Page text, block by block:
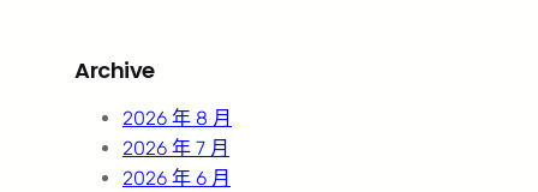
c
Archive
2026 年 8 月
2026 年 7 月
2026 年 6 月